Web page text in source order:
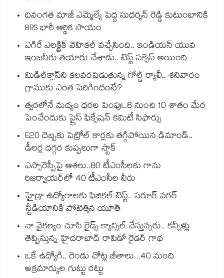
దివంగత మాజీ ఎమ్మెల్యే పెద్ద సుదర్శన్ రెడ్డి కుటుంబానికి
BRS భారీ ఆర్థిక సాయం
ఎగిరే ఎలక్ట్రిక్ వెహికల్ వచ్చేసింది.. ఇండియన్ యువ
ఇంజనీరు తయారు చేశాడు.. టెస్ట్ సక్సెస్ అయింది
మిడిల్‌క్లాస్‌ని కలవరపెడుతున్న గోల్డ్ ర్యాలీ.. శనివారం
గ్రాముకు ఎంత పెరిగిందంటే?
త్వరలోనే మద్యం ధ‌‌ర‌‌ల పెంపు!..8 నుంచి 10 శాతం మేర
పెంచేందుకు ప్రైస్ ఫిక్సేష‌‌న్ క‌‌మిటీ సిఫార్సు
E20 దెబ్బకు పెట్రోల్ కార్లకు తగ్గిపోయిన డిమాండ్..
డీలర్ల దగ్గర కుప్పలుగా స్టాక్
ఎస్సారెస్పీపై ఆశలు..80 టీఎంసీలకు గాను
రిజర్వాయర్‌‌‌‌‌‌‌‌‌‌‌‌‌‌‌‌లో 40 టీఎంసీల నీరు
హైడ్రా ఉద్యోగాలకు ఫిజికల్ టెస్ట్.. సరూర్ నగర్
స్టేడియానికి పోటెత్తిన యూత్
నా వైకల్యం చూసి రైడ్స్ క్యాన్సిల్ చేస్తున్నరు.. కన్నీళ్లు
తెప్పిస్తున్న హైదరాబాద్ రాపిడో రైడర్ గాథ
ఒకే ఉద్యోగి.. రెండు చోట్ల జీతాలు ..40 మంది
అక్రమార్కుల గుట్టు రట్టు